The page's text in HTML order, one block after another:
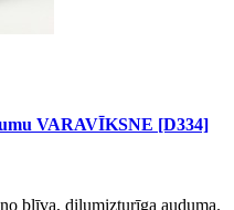
VARAVĪKSNE [D334]
blīva, dilumizturīga auduma.